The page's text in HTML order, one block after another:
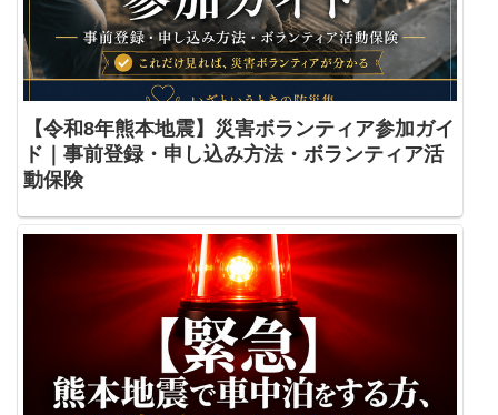
【令和8年熊本地震】災害ボランティア参加ガイ
ド｜事前登録・申し込み方法・ボランティア活
動保険